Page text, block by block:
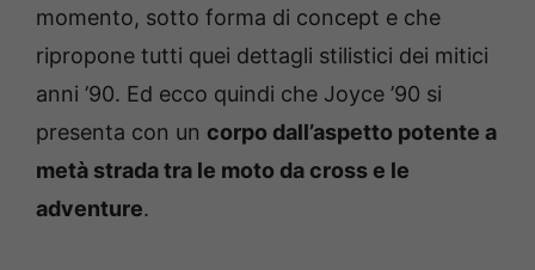
momento, sotto forma di concept e che
ripropone tutti quei dettagli stilistici dei mitici
anni ’90. Ed ecco quindi che Joyce ’90 si
presenta con un corpo dall’aspetto potente a
metà strada tra le moto da cross e le
adventure.